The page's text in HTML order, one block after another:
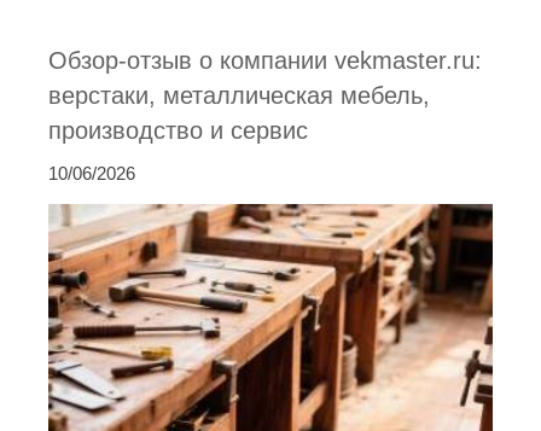
Обзор-отзыв о компании vekmaster.ru:
верстаки, металлическая мебель,
производство и сервис
10/06/2026